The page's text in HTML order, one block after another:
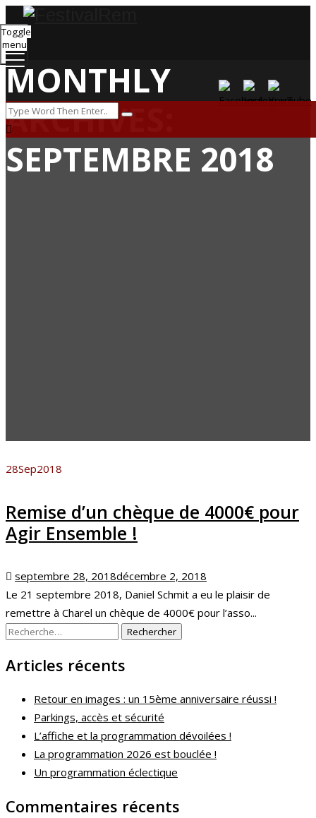
Toggle
menu
MONTHLY
ARCHIVES:
SEPTEMBRE 2018
28Sep2018
Remise d’un chèque de 4000€ pour
Agir Ensemble !
Posted
on
septembre 28, 2018décembre 2, 2018
Le 21 septembre 2018, Daniel Schmit a eu le plaisir de
remettre à Charel un chèque de 4000€ pour l’asso...
Rechercher :
Articles récents
Retour en images : un 15ème anniversaire réussi !
Parkings, accès et sécurité
L’affiche et la programmation dévoilées !
La programmation 2026 est bouclée !
Un programmation éclectique
Commentaires récents